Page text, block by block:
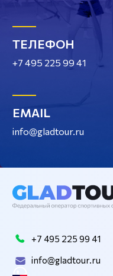
ТЕЛЕФОН
+7 495 225 99 41
EMAIL
info@gladtour.ru
+7 495 225 99 41
info@gladtour.ru